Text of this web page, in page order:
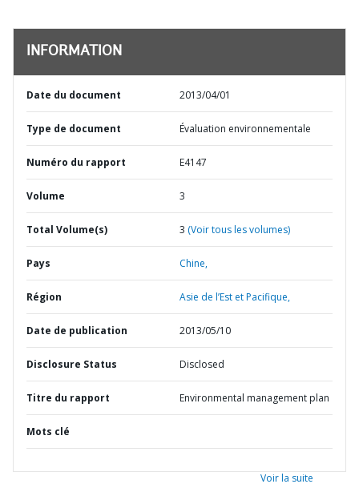
INFORMATION
Date du document 2013/04/01
Type de document Évaluation environnementale
Numéro du rapport E4147
Volume 3
Total Volume(s) 3 (Voir tous les volumes)
Pays Chine,
Région Asie de l’Est et Pacifique,
Date de publication 2013/05/10
Disclosure Status Disclosed
Titre du rapport Environmental management plan
Mots clé
Voir la suite